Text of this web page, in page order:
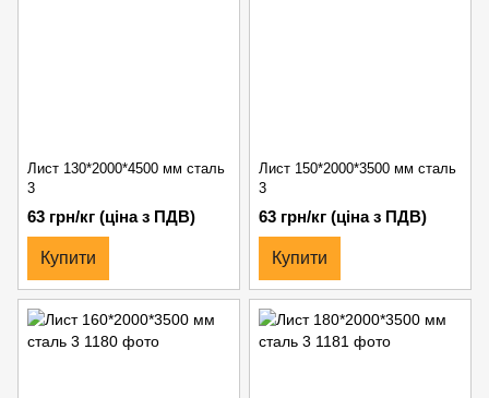
Лист 130*2000*4500 мм сталь
3
63 грн/кг (ціна з ПДВ)
Купити
Лист 150*2000*3500 мм сталь
3
63 грн/кг (ціна з ПДВ)
Купити